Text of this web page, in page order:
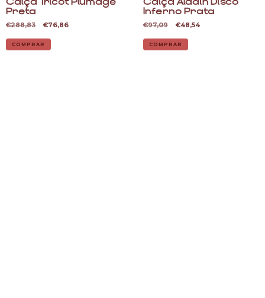
Preta
€288,83 €76,86
COMPRAR
Inferno Prata
€97,09 €48,54
COMPRAR